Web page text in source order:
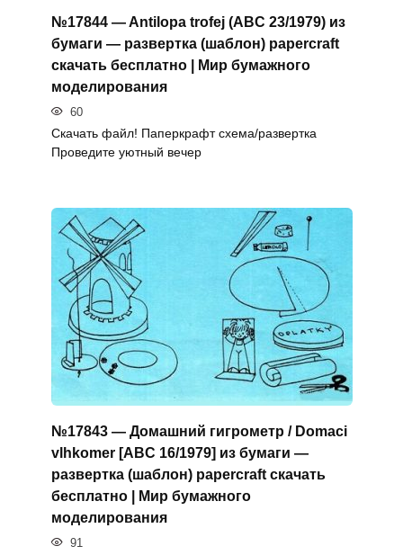
№17844 — Antilopa trofej (ABC 23/1979) из
бумаги — развертка (шаблон) papercraft
скачать бесплатно | Мир бумажного
моделирования
60
Скачать файл! Паперкрафт схема/развертка
Проведите уютный вечер
№17843 — Домашний гигрометр / Domaci
vlhkomer [ABC 16/1979] из бумаги —
развертка (шаблон) papercraft скачать
бесплатно | Мир бумажного
моделирования
91